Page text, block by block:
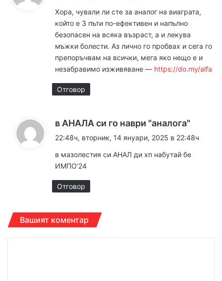
а
:
Хора, чували ли сте за аналог на виаграта,
който е 3 пъти по-ефективен и напълно
безопасен на всяка възраст, а и лекува
мъжки болести. Аз лично го пробвах и сега го
препоръчвам на всички, мега яко нещо е и
незабравимо изживяване –– https://do.my/alfa
Отговор
в АНАЛА си го наври "аналога"
а
а
22:48ч, вторник, 14 януари, 2025 в 22:48ч
в мазолестия си АНАЛ ди хп набутай бе
ИМПО’24
Отговор
Вашият коментар